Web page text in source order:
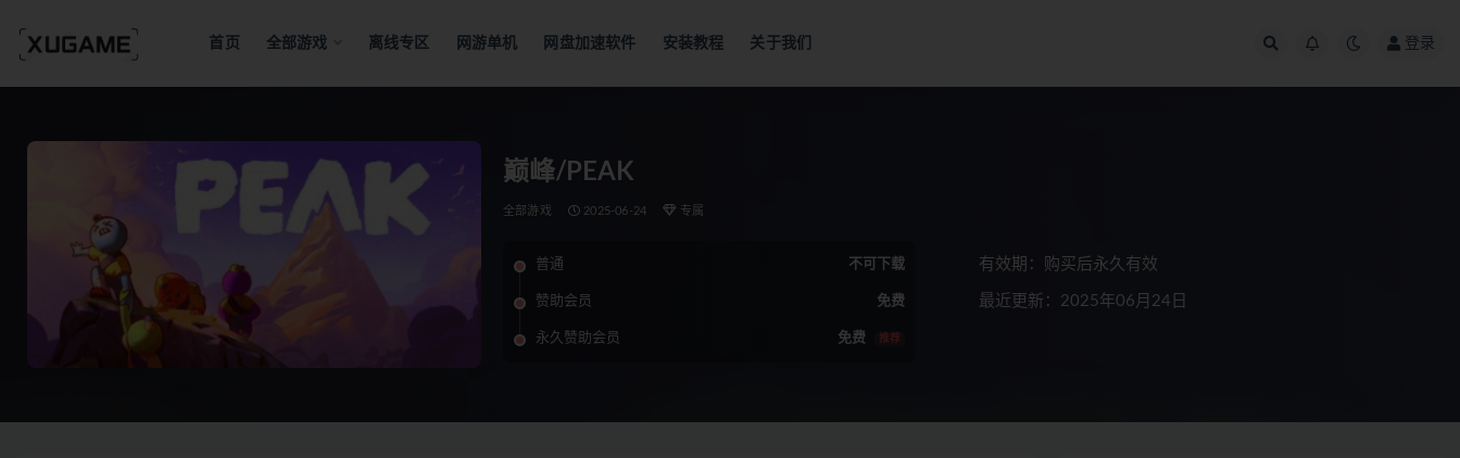
首页 全部游戏 离线专区 网游单机 网盘加速软件 安装教程 关于我们 登录
巅峰/PEAK
全部游戏 2025-06-24 专属
普通 不可下载
赞助会员 免费
永久赞助会员 免费 推荐
有效期：购买后永久有效
最近更新：2025年06月24日